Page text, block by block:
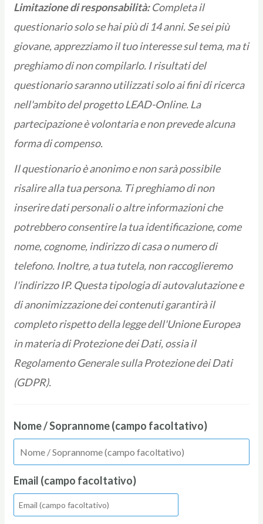
Limitazione di responsabilità:Completa il
questionario solo se hai più di 14 anni. Se sei più
giovane, apprezziamo il tuo interesse sul tema, ma ti
preghiamo di non compilarlo. I risultati del
questionario saranno utilizzati solo ai fini di ricerca
nell'ambito del progetto LEAD-Online. La
partecipazione è volontaria e non prevede alcuna
forma di compenso.
Il questionario è anonimo e non sarà possibile
risalire alla tua persona. Ti preghiamo di non
inserire dati personali o altre informazioni che
potrebbero consentire la tua identificazione, come
nome, cognome, indirizzo di casa o numero di
telefono. Inoltre, a tua tutela, non raccoglieremo
l'indirizzo IP. Questa tipologia di autovalutazione e
di anonimizzazione dei contenuti garantirà il
completo rispetto della legge dell'Unione Europea
in materia di Protezione dei Dati, ossia il
Regolamento Generale sulla Protezione dei Dati
(GDPR).
Nome / Soprannome (campo facoltativo)
Email (campo facoltativo)